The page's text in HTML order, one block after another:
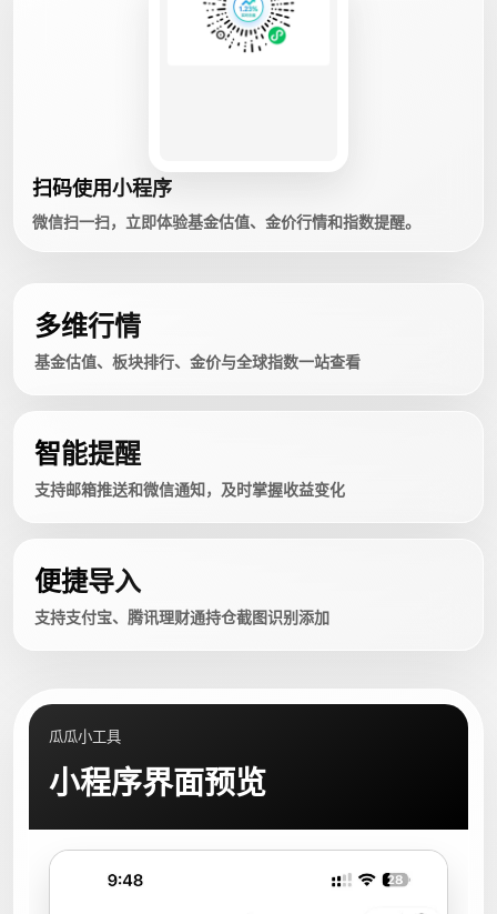
扫码使用小程序
微信扫一扫，立即体验基金估值、金价行情和指数提醒。
多维行情
基金估值、板块排行、金价与全球指数一站查看
智能提醒
支持邮箱推送和微信通知，及时掌握收益变化
便捷导入
支持支付宝、腾讯理财通持仓截图识别添加
瓜瓜小工具
小程序界面预览